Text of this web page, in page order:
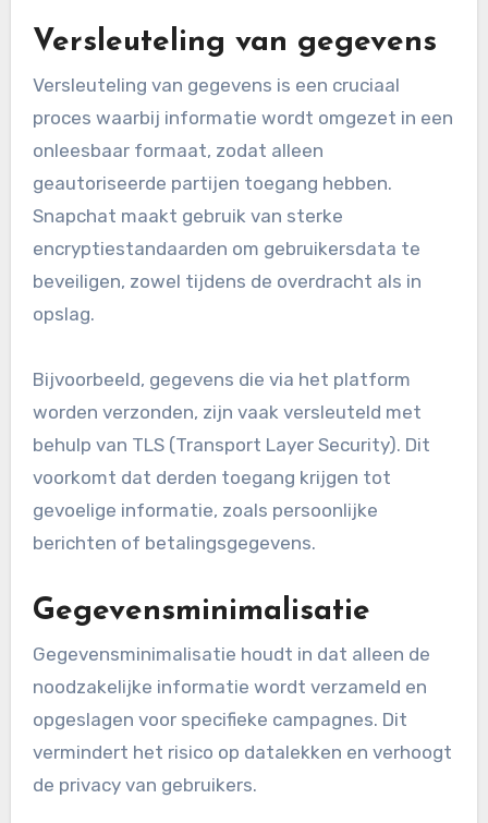
Versleuteling van gegevens
Versleuteling van gegevens is een cruciaal
proces waarbij informatie wordt omgezet in een
onleesbaar formaat, zodat alleen
geautoriseerde partijen toegang hebben.
Snapchat maakt gebruik van sterke
encryptiestandaarden om gebruikersdata te
beveiligen, zowel tijdens de overdracht als in
opslag.
Bijvoorbeeld, gegevens die via het platform
worden verzonden, zijn vaak versleuteld met
behulp van TLS (Transport Layer Security). Dit
voorkomt dat derden toegang krijgen tot
gevoelige informatie, zoals persoonlijke
berichten of betalingsgegevens.
Gegevensminimalisatie
Gegevensminimalisatie houdt in dat alleen de
noodzakelijke informatie wordt verzameld en
opgeslagen voor specifieke campagnes. Dit
vermindert het risico op datalekken en verhoogt
de privacy van gebruikers.